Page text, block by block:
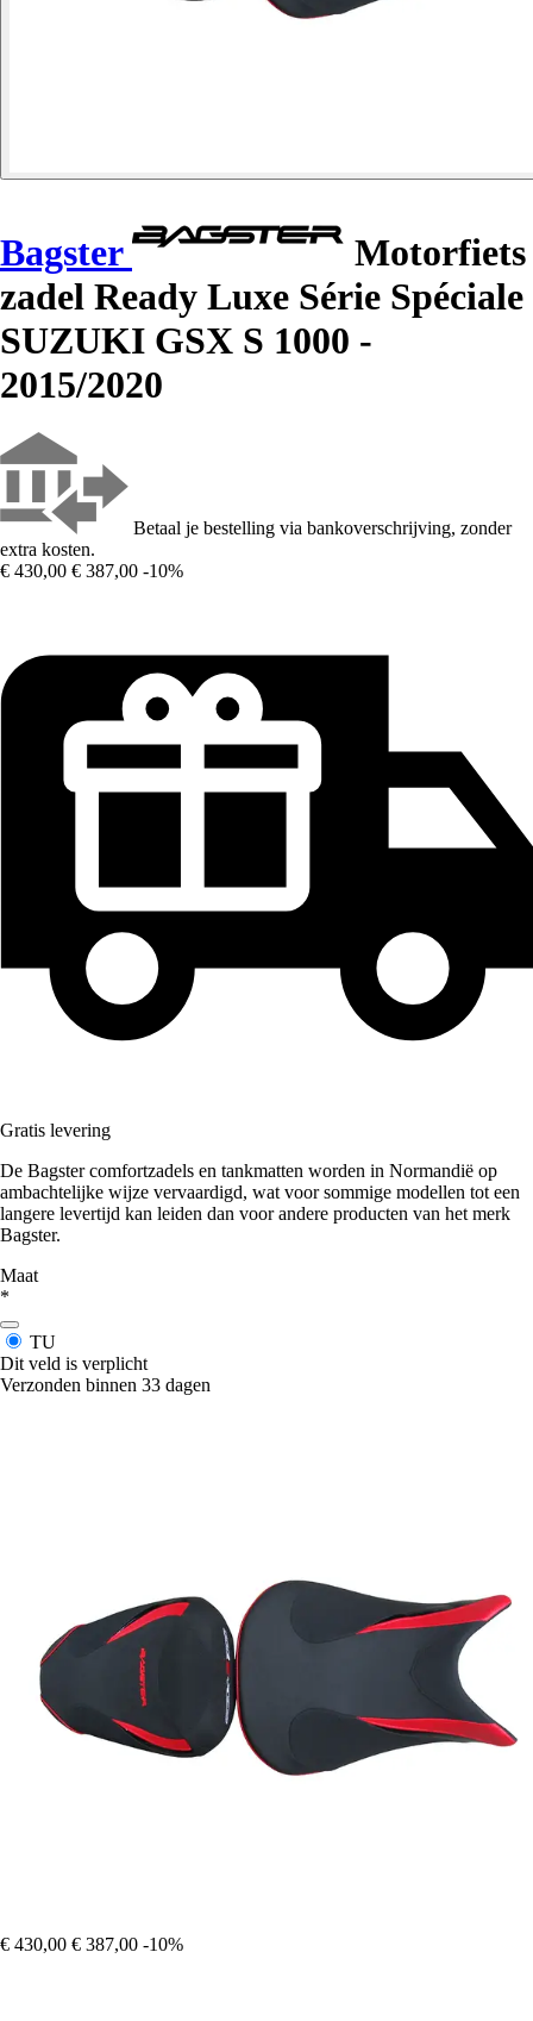
Bagster
Motorfiets
zadel Ready Luxe Série Spéciale
SUZUKI GSX S 1000 -
2015/2020
Betaal je bestelling via bankoverschrijving, zonder
extra kosten.
€ 430,00 € 387,00 -10%
Gratis levering
De Bagster comfortzadels en tankmatten worden in Normandië op
ambachtelijke wijze vervaardigd, wat voor sommige modellen tot een
langere levertijd kan leiden dan voor andere producten van het merk
Bagster.
Maat
*
TU
Dit veld is verplicht
Verzonden binnen 33 dagen
€ 430,00 € 387,00 -10%